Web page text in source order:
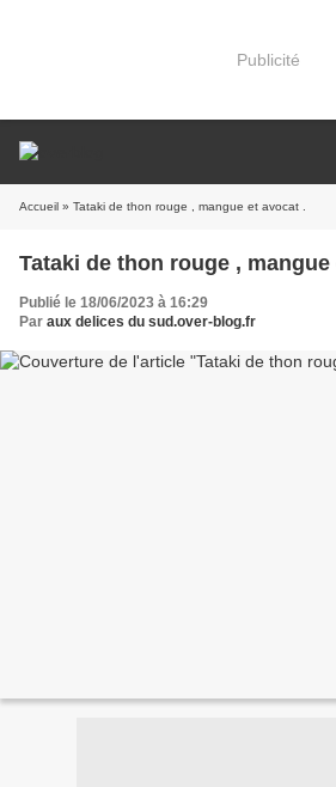
Publicité
Accueil » Tataki de thon rouge , mangue et avocat .
Tataki de thon rouge , mangue
Publié le 18/06/2023 à 16:29
Par aux delices du sud.over-blog.fr